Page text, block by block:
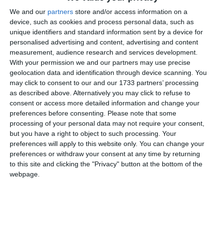
We and our partners store and/or access information on a
device, such as cookies and process personal data, such as
unique identifiers and standard information sent by a device for
personalised advertising and content, advertising and content
measurement, audience research and services development.
With your permission we and our partners may use precise
geolocation data and identification through device scanning. You
may click to consent to our and our 1733 partners’ processing
as described above. Alternatively you may click to refuse to
consent or access more detailed information and change your
preferences before consenting.
Please note that some
processing of your personal data may not require your consent,
but you have a right to object to such processing. Your
preferences will apply to this website only. You can change your
preferences or withdraw your consent at any time by returning
to this site and clicking the "Privacy" button at the bottom of the
webpage.
calitate de delegatar al serviciului public, pentru a se
monitoriza în dinamică timpii de așteptare în stații în
această dimineață.
Iată lista completă și organizată cu toate părțile implicate în dosarul
civil, structurată pe calități procesuale pentru a fi ușor de parcurs:
RECLAMANT
CT BUS SA
PÂRÂȚI
ABDULA ELVIS
ABIBULA AINUR
ABIBULA BERCHIN
ABSELIAM ERGEAN